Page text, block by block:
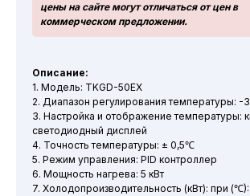
цены на сайте могут отличаться от цен в
коммерческом предложении.
Описание:
1. Модель: TKGD-50EX
2. Диапазон регулирования температуры:
3. Настройка и отображение температуры:
светодиодный дисплей
4. Точность температуры: ± 0,5℃
5. Режим управления: PID контроллер
6. Мощность нагрева: 5 кВт
7. Холодопроизводительность (кВт): при